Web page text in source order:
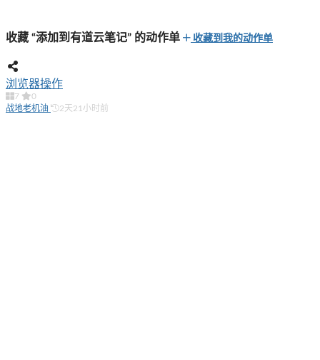
收藏 “添加到有道云笔记” 的动作单 收藏到我的动作单
浏览器操作
7
0
战地老机油
2天21小时前